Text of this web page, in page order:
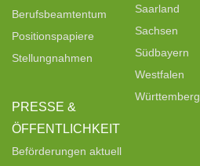
Berufsbeamtentum
Positionspapiere
Stellungnahmen
PRESSE &
ÖFFENTLICHKEIT
Beförderungen aktuell
Saarland
Sachsen
Südbayern
Westfalen
Württemberg